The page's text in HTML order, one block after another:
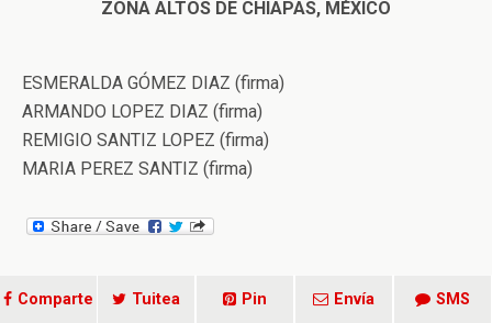
ZONA ALTOS DE CHIAPAS, MÉXICO
ESMERALDA GÓMEZ DIAZ (firma)
ARMANDO LOPEZ DIAZ (firma)
REMIGIO SANTIZ LOPEZ (firma)
MARIA PEREZ SANTIZ (firma)
Comparte Tuitea Pin Envía SMS